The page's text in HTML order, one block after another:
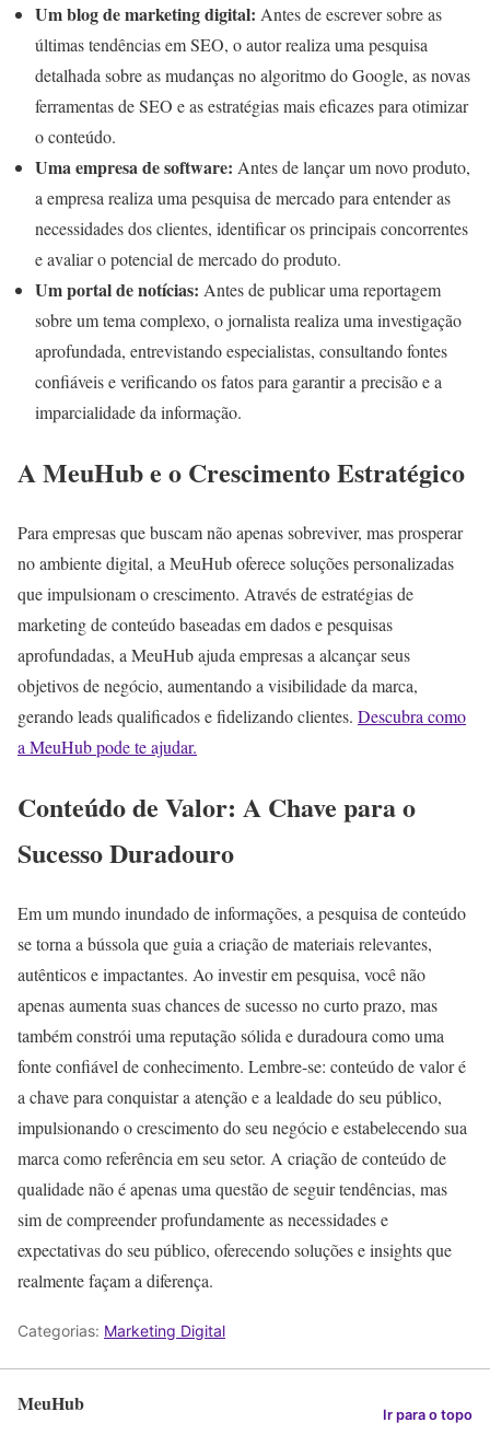
Um blog de marketing digital: Antes de escrever sobre as
últimas tendências em SEO, o autor realiza uma pesquisa
detalhada sobre as mudanças no algoritmo do Google, as novas
ferramentas de SEO e as estratégias mais eficazes para otimizar
o conteúdo.
Uma empresa de software: Antes de lançar um novo produto,
a empresa realiza uma pesquisa de mercado para entender as
necessidades dos clientes, identificar os principais concorrentes
e avaliar o potencial de mercado do produto.
Um portal de notícias: Antes de publicar uma reportagem
sobre um tema complexo, o jornalista realiza uma investigação
aprofundada, entrevistando especialistas, consultando fontes
confiáveis e verificando os fatos para garantir a precisão e a
imparcialidade da informação.
A MeuHub e o Crescimento Estratégico
Para empresas que buscam não apenas sobreviver, mas prosperar
no ambiente digital, a MeuHub oferece soluções personalizadas
que impulsionam o crescimento. Através de estratégias de
marketing de conteúdo baseadas em dados e pesquisas
aprofundadas, a MeuHub ajuda empresas a alcançar seus
objetivos de negócio, aumentando a visibilidade da marca,
gerando leads qualificados e fidelizando clientes. Descubra como
a MeuHub pode te ajudar.
Conteúdo de Valor: A Chave para o
Sucesso Duradouro
Em um mundo inundado de informações, a pesquisa de conteúdo
se torna a bússola que guia a criação de materiais relevantes,
autênticos e impactantes. Ao investir em pesquisa, você não
apenas aumenta suas chances de sucesso no curto prazo, mas
também constrói uma reputação sólida e duradoura como uma
fonte confiável de conhecimento. Lembre-se: conteúdo de valor é
a chave para conquistar a atenção e a lealdade do seu público,
impulsionando o crescimento do seu negócio e estabelecendo sua
marca como referência em seu setor. A criação de conteúdo de
qualidade não é apenas uma questão de seguir tendências, mas
sim de compreender profundamente as necessidades e
expectativas do seu público, oferecendo soluções e insights que
realmente façam a diferença.
Categorias: Marketing Digital
MeuHub Ir para o topo